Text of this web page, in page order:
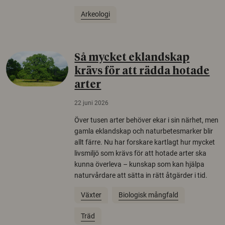
Arkeologi
Så mycket eklandskap
krävs för att rädda hotade
arter
22 juni 2026
Över tusen arter behöver ekar i sin närhet, men
gamla eklandskap och naturbetesmarker blir
allt färre. Nu har forskare kartlagt hur mycket
livsmiljö som krävs för att hotade arter ska
kunna överleva – kunskap som kan hjälpa
naturvårdare att sätta in rätt åtgärder i tid.
Växter Biologisk mångfald
Träd